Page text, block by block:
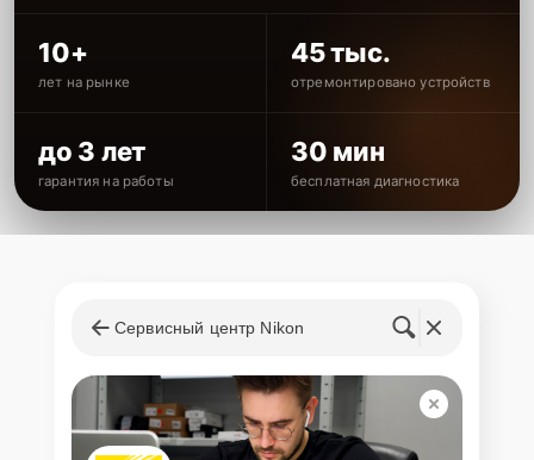
10+
лет на рынке
45 тыс.
отремонтировано устройств
до 3 лет
гарантия на работы
30 мин
бесплатная диагностика
Сервисный центр Nikon